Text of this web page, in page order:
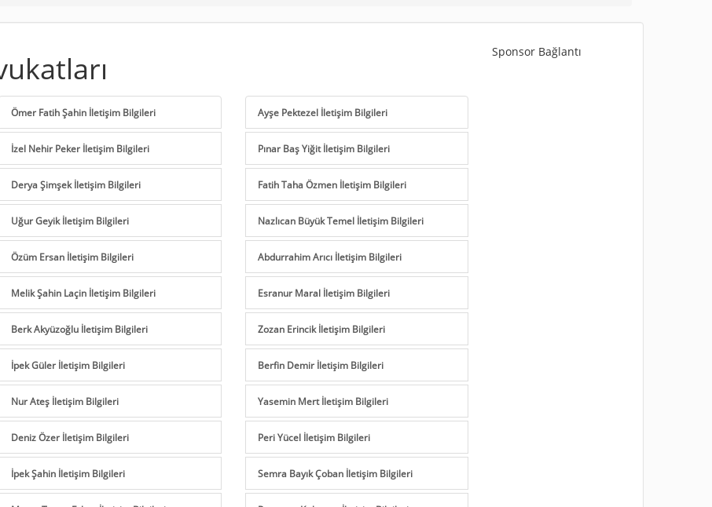
Ömer Fatih Şahin İletişim Bilgileri
İzel Nehir Peker İletişim Bilgileri
Derya Şimşek İletişim Bilgileri
Uğur Geyik İletişim Bilgileri
Özüm Ersan İletişim Bilgileri
Melik Şahin Laçin İletişim Bilgileri
Berk Akyüzoğlu İletişim Bilgileri
İpek Güler İletişim Bilgileri
Nur Ateş İletişim Bilgileri
Deniz Özer İletişim Bilgileri
İpek Şahin İletişim Bilgileri
Ayşe Pektezel İletişim Bilgileri
Pınar Baş Yiğit İletişim Bilgileri
Fatih Taha Özmen İletişim Bilgileri
Nazlıcan Büyük Temel İletişim Bilgileri
Abdurrahim Arıcı İletişim Bilgileri
Esranur Maral İletişim Bilgileri
Zozan Erincik İletişim Bilgileri
Berfin Demir İletişim Bilgileri
Yasemin Mert İletişim Bilgileri
Peri Yücel İletişim Bilgileri
Semra Bayık Çoban İletişim Bilgileri
Sponsor Bağlantı